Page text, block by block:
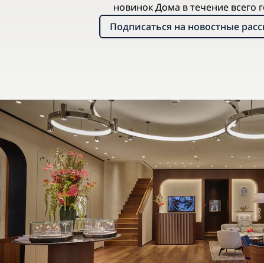
новинок Дома в течение всего
Подписаться на новостные